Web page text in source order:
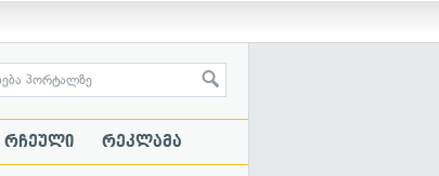
რჩეული რეკლამა